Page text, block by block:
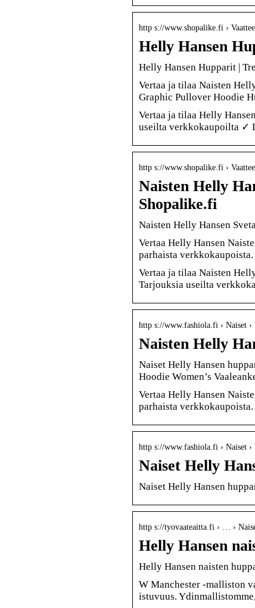
http s://www.shopalike.fi ›
Helly Hansen
Helly Hansen Hupparit |
Vertaa ja tilaa Naisten
Graphic Pullover Hoodie
Vertaa ja tilaa Helly
useilta verkkokaupoilta ✓
http s://www.shopalike.fi ›
Naisten Helly
Shopalike.fi
Naisten Helly Hansen
Vertaa Helly Hansen
parhaista
Vertaa ja tilaa Naisten
Tarjouksia useilta
http s://www.fashiola.fi › Naiset ›
Naisten Helly
Naiset Helly Hansen
Hoodie Women’s
Vertaa Helly Hansen
parhaista
http s://www.fashiola.fi › Naiset ›
Naiset Helly
Naiset Helly Hansen
http s://tyovaateaitta.fi › … ›
Helly Hansen
Helly Hansen naisten
W Manchester -malliston
istuvuus.